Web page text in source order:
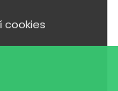
cookies